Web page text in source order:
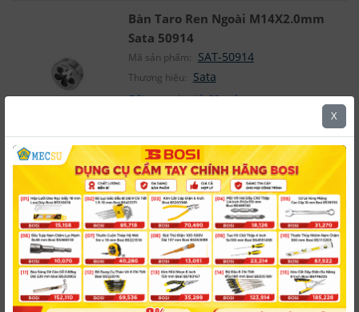
Bàn Taro Ren Ngoài M14X2.0mm
Sata 50914
Mã sản phẩm: SAT-50914
Thương hiệu: Sata
Đặt mua giao từ 30 ngày
Giá: 319,743 đ/ Cái (có VAT)
- +
Mua ngay
Kiểm tra đơn hàng
Bàn Taro Ren Ngoài M12X1.75mm
Sata 50912
X